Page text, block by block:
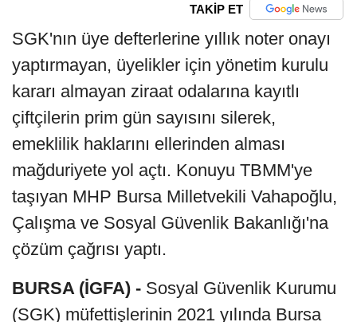
TAKİP ET
SGK'nın üye defterlerine yıllık noter onayı
yaptırmayan, üyelikler için yönetim kurulu
kararı almayan ziraat odalarına kayıtlı
çiftçilerin prim gün sayısını silerek,
emeklilik haklarını ellerinden alması
mağduriyete yol açtı. Konuyu TBMM'ye
taşıyan MHP Bursa Milletvekili Vahapoğlu,
Çalışma ve Sosyal Güvenlik Bakanlığı'na
çözüm çağrısı yaptı.
BURSA (İGFA) - Sosyal Güvenlik Kurumu
(SGK) müfettişlerinin 2021 yılında Bursa